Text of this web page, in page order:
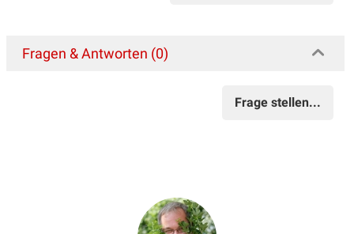
Fragen & Antworten (0)
Frage stellen...